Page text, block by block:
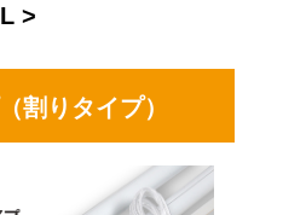
>
割りタイプ）